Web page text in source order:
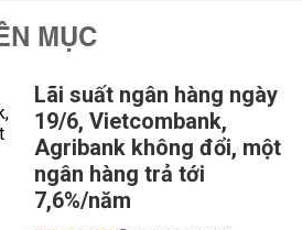
MỤC
Lãi suất ngân hàng ngày
19/6, Vietcombank,
Agribank không đổi, một
ngân hàng trả tới
7,6%/năm